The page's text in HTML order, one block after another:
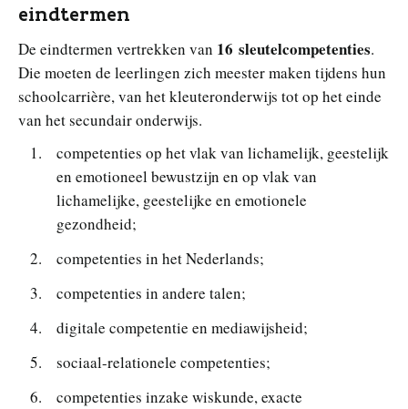
eindtermen
De eindtermen vertrekken van 16 sleutelcompetenties.
Die moeten de leerlingen zich meester maken tijdens hun
schoolcarrière, van het kleuteronderwijs tot op het einde
van het secundair onderwijs.
competenties op het vlak van lichamelijk, geestelijk
en emotioneel bewustzijn en op vlak van
lichamelijke, geestelijke en emotionele
gezondheid;
competenties in het Nederlands;
competenties in andere talen;
digitale competentie en mediawijsheid;
sociaal-relationele competenties;
competenties inzake wiskunde, exacte